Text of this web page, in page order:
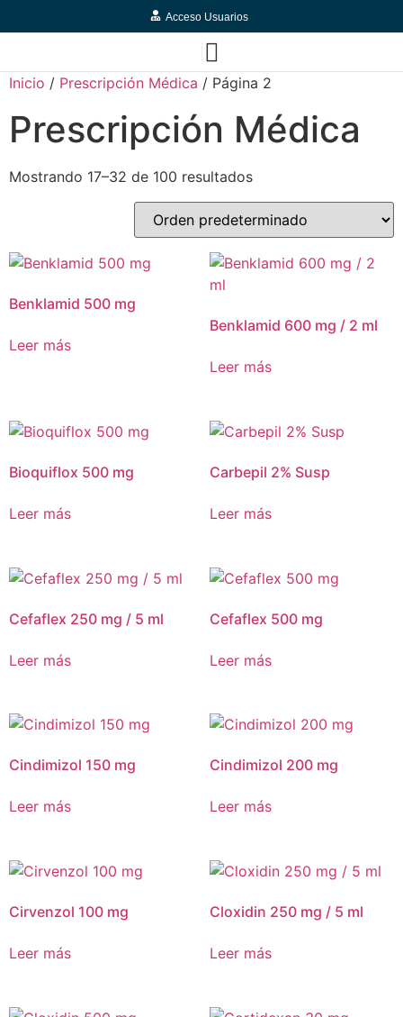
Acceso Usuarios
Inicio / Prescripción Médica / Página 2
Prescripción Médica
Mostrando 17–32 de 100 resultados
Benklamid 500 mg
Leer más
Benklamid 600 mg / 2 ml
Leer más
Bioquiflox 500 mg
Leer más
Carbepil 2% Susp
Leer más
Cefaflex 250 mg / 5 ml
Leer más
Cefaflex 500 mg
Leer más
Cindimizol 150 mg
Leer más
Cindimizol 200 mg
Leer más
Cirvenzol 100 mg
Leer más
Cloxidin 250 mg / 5 ml
Leer más